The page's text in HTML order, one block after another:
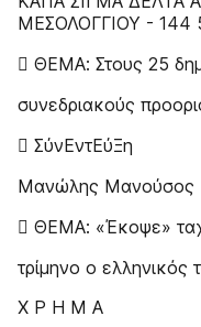
ΜΕΣΟΛΟΓΓΙΟΥ -
 ΘΕΜΑ: Στους 25
συνεδριακούς
 ΣύνΕντΕύΞη
Μανώλης Μανούσος
 ΘΕΜΑ: «Έκοψε»
τρίμηνο ο ελληνικός
Χ Ρ Η Μ Α